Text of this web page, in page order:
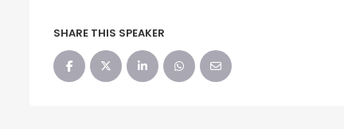
SHARE THIS SPEAKER